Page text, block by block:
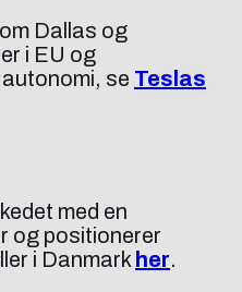
Dallas og
i EU og
se Teslas
med en
og positionerer
i Danmark her.